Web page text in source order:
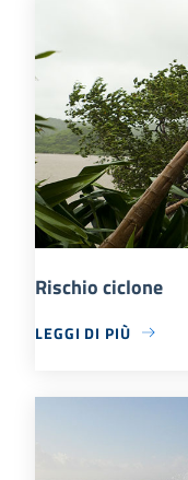
Rischio ciclone
LEGGI DI PIÙ